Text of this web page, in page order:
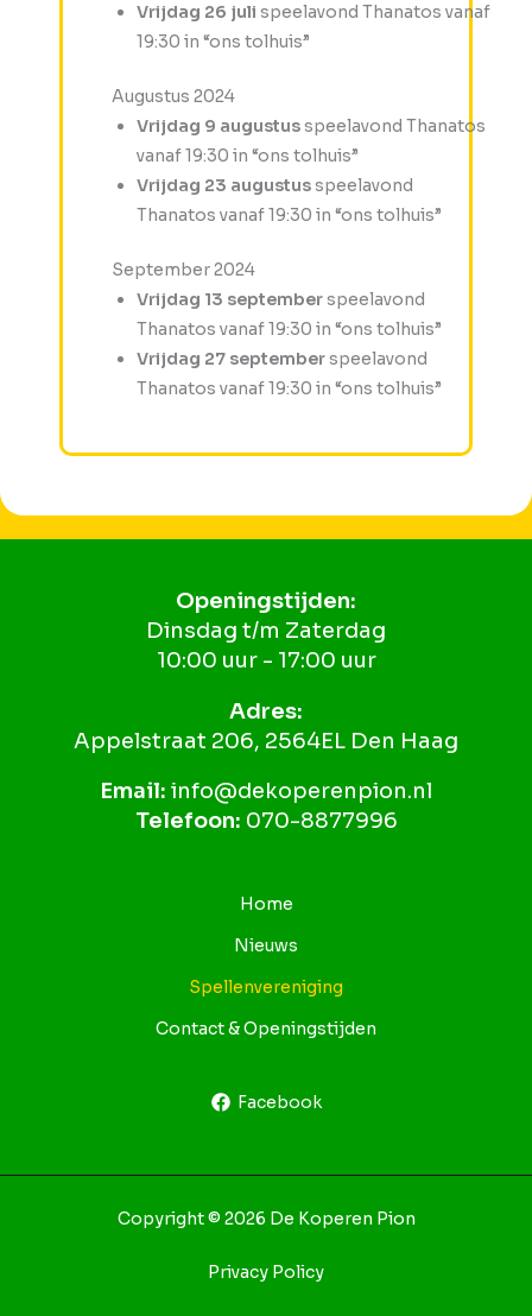
Vrijdag 26 juli speelavond Thanatos vanaf
19:30 in “ons tolhuis”
Augustus 2024
Vrijdag 9 augustusspeelavond Thanatos
vanaf 19:30 in “ons tolhuis”
Vrijdag 23 augustusspeelavond
Thanatos vanaf 19:30 in “ons tolhuis”
September 2024
Vrijdag 13 septemberspeelavond
Thanatos vanaf 19:30 in “ons tolhuis”
Vrijdag 27 septemberspeelavond
Thanatos vanaf 19:30 in “ons tolhuis”
Openingstijden:
Dinsdag t/m Zaterdag
10:00 uur - 17:00 uur
Adres:
Appelstraat 206, 2564EL Den Haag
Email: info@dekoperenpion.nl
Telefoon: 070-8877996
Home
Nieuws
Spellenvereniging
Contact & Openingstijden
Facebook
Copyright © 2026 De Koperen Pion
Privacy Policy